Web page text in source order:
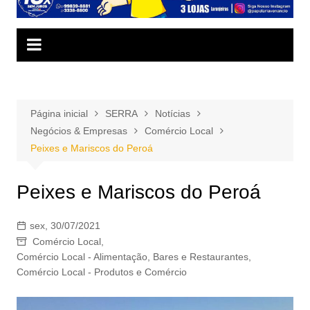
Página inicial SERRA
Notícias
Negócios & Empresas
Comércio Local
Peixes e Mariscos do Peroá
Peixes e Mariscos do Peroá
sex, 30/07/2021
Comércio Local,
Comércio Local - Alimentação, Bares e Restaurantes,
Comércio Local - Produtos e Comércio